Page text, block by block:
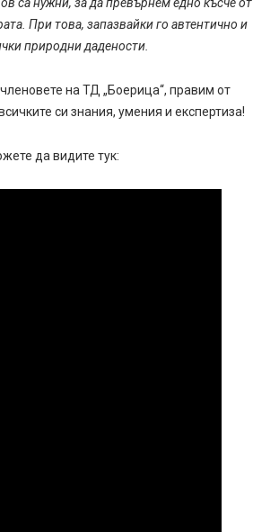
При това, запазвайки го автентично и
природни дадености.
на ТД „Боерица“, правим от
си знания, умения и експертиза!
да видите тук: